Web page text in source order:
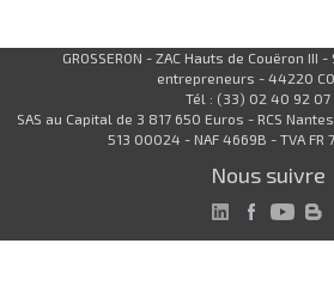
GROSSERON - ZAC Hauts de Couëron
entrepreneurs - 44220
Tél : (33) 02 40 92 07
SAS au Capital de 3 817 650 Euros - RCS
513 00024 - NAF 4669B - TVA FR
Nous suivre